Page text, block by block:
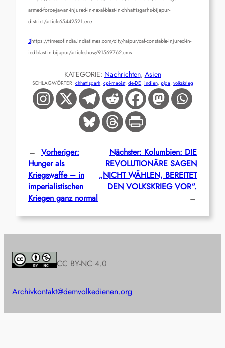
armed-force-jawan-injured-in-naxal-blast-in-chhattisgarhs-bijapur-
district/article65442521.ece
3https://timesofindia.indiatimes.com/city/raipur/caf-constable-injured-in-
ied-blast-in-bijapur/articleshow/91569762.cms
KATEGORIE: Nachrichten, Asien
SCHLAGWÖRTER: chhattisgarh, cpi-maoist, de-DE, indien, plga, volkskrieg
← Vorheriger:
Hunger als
Kriegswaffe – in
imperialistischen
Kriegen ganz normal
Nächster: Kolumbien: DIE
REVOLUTIONÄRE SAGEN
„NICHT WÄHLEN, BEREITET
DEN VOLKSKRIEG VOR“.
→
CC BY-NC 4.0
Archivkontakt@demvolkedienen.org